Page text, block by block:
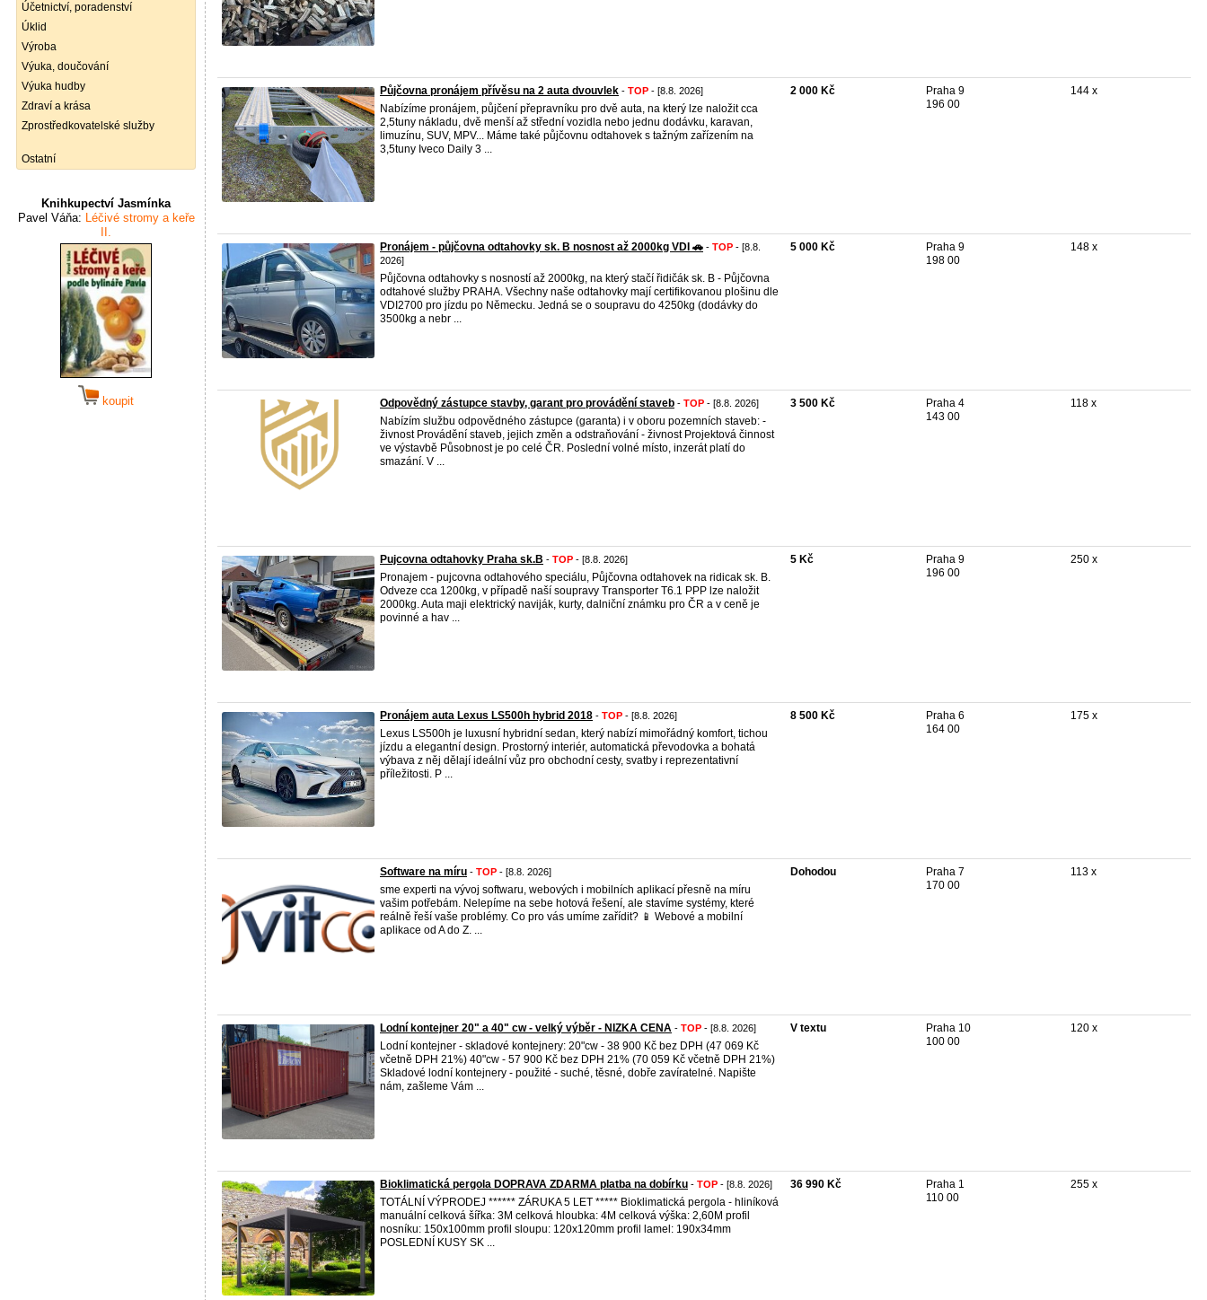
Účetnictví, poradenství
Úklid
Výroba
Výuka, doučování
Výuka hudby
Zdraví a krása
Zprostředkovatelské služby
Ostatní
Knihkupectví Jasmínka
Pavel Váňa: Léčivé stromy a keře
II.
koupit
Půjčovna pronájem přívěsu na 2 auta dvouvlek - TOP - [8.8. 2026]
Nabízíme pronájem, půjčení přepravníku pro dvě auta, na který lze naložit cca
2,5tuny nákladu, dvě menší až střední vozidla nebo jednu dodávku, karavan,
limuzínu, SUV, MPV... Máme také půjčovnu odtahovek s tažným zařízením na
3,5tuny Iveco Daily 3 ...
2 000 Kč
Praha 9
196 00
144 x
Pronájem - půjčovna odtahovky sk. B nosnost až 2000kg VDI 🚗 - TOP - [8.8.
2026]
Půjčovna odtahovky s nosností až 2000kg, na který stačí řidičák sk. B - Půjčovna
odtahové služby PRAHA. Všechny naše odtahovky mají certifikovanou plošinu dle
VDI2700 pro jízdu po Německu. Jedná se o soupravu do 4250kg (dodávky do
3500kg a nebr ...
5 000 Kč
Praha 9
198 00
148 x
Odpovědný zástupce stavby, garant pro provádění staveb - TOP - [8.8. 2026]
Nabízím službu odpovědného zástupce (garanta) i v oboru pozemních staveb: -
živnost Provádění staveb, jejich změn a odstraňování - živnost Projektová činnost
ve výstavbě Působnost je po celé ČR. Poslední volné místo, inzerát platí do
smazání. V ...
3 500 Kč
Praha 4
143 00
118 x
Pujcovna odtahovky Praha sk.B - TOP - [8.8. 2026]
Pronajem - pujcovna odtahového speciálu, Půjčovna odtahovek na ridicak sk. B.
Odveze cca 1200kg, v případě naší soupravy Transporter T6.1 PPP lze naložit
2000kg. Auta maji elektrický naviják, kurty, dalniční známku pro ČR a v ceně je
povinné a hav ...
5 Kč
Praha 9
196 00
250 x
Pronájem auta Lexus LS500h hybrid 2018 - TOP - [8.8. 2026]
Lexus LS500h je luxusní hybridní sedan, který nabízí mimořádný komfort, tichou
jízdu a elegantní design. Prostorný interiér, automatická převodovka a bohatá
výbava z něj dělají ideální vůz pro obchodní cesty, svatby i reprezentativní
příležitosti. P ...
8 500 Kč
Praha 6
164 00
175 x
Software na míru - TOP - [8.8. 2026]
sme experti na vývoj softwaru, webových i mobilních aplikací přesně na míru
vašim potřebám. Nelepíme na sebe hotová řešení, ale stavíme systémy, které
reálně řeší vaše problémy. Co pro vás umíme zařídit? 📱 Webové a mobilní
aplikace od A do Z. ...
Dohodou
Praha 7
170 00
113 x
Lodní kontejner 20" a 40" cw - velký výběr - NIZKA CENA - TOP - [8.8. 2026]
Lodní kontejner - skladové kontejnery: 20"cw - 38 900 Kč bez DPH (47 069 Kč
včetně DPH 21%) 40"cw - 57 900 Kč bez DPH 21% (70 059 Kč včetně DPH 21%)
Skladové lodní kontejnery - použité - suché, těsné, dobře zavíratelné. Napište
nám, zašleme Vám ...
V textu
Praha 10
100 00
120 x
Bioklimatická pergola DOPRAVA ZDARMA platba na dobírku - TOP - [8.8. 2026]
TOTÁLNÍ VÝPRODEJ ****** ZÁRUKA 5 LET ***** Bioklimatická pergola - hliníková
manuální celková šířka: 3M celková hloubka: 4M celková výška: 2,60M profil
nosníku: 150x100mm profil sloupu: 120x120mm profil lamel: 190x34mm
POSLEDNÍ KUSY SK ...
36 990 Kč
Praha 1
110 00
255 x